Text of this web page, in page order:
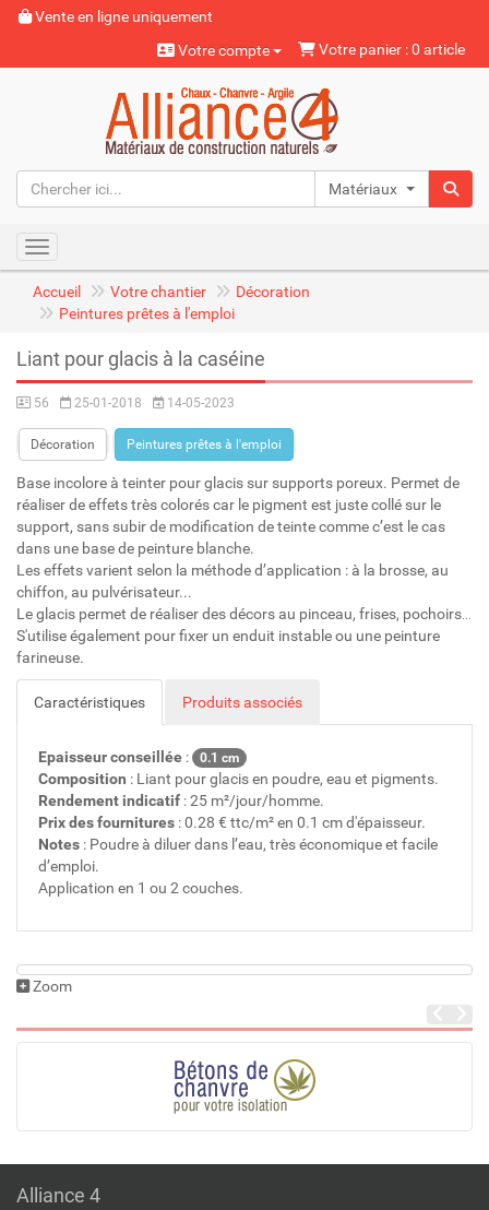
Vente en ligne uniquement
Votre compte
Votre panier : 0 article
Matériaux naturels
Toggle navigation
Accueil Votre chantier
Décoration
Peintures prêtes à l'emploi
Liant pour glacis à la caséine
56 25-01-2018 14-05-2023
Décoration Peintures prêtes à l'emploi
Base incolore à teinter pour glacis sur supports poreux. Permet de
réaliser de effets très colorés car le pigment est juste collé sur le
support, sans subir de modification de teinte comme c’est le cas
dans une base de peinture blanche.
Les effets varient selon la méthode d’application : à la brosse, au
chiffon, au pulvérisateur...
Le glacis permet de réaliser des décors au pinceau, frises, pochoirs…
S'utilise également pour fixer un enduit instable ou une peinture
farineuse.
Caractéristiques Produits associés
Epaisseur conseillée : 0.1 cm
Composition : Liant pour glacis en poudre, eau et pigments.
Rendement indicatif : 25 m²/jour/homme.
Prix des fournitures : 0.28 € ttc/m² en 0.1 cm d'épaisseur.
Notes : Poudre à diluer dans l’eau, très économique et facile
d’emploi.
Application en 1 ou 2 couches.
Zoom
Alliance 4